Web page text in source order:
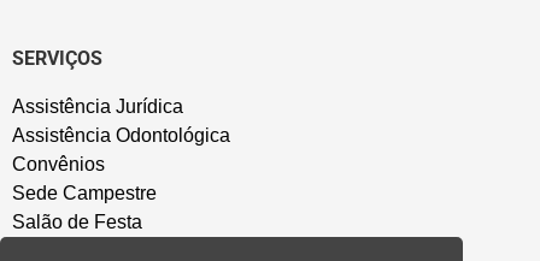
SERVIÇOS
Assistência Jurídica
Assistência Odontológica
Convênios
Sede Campestre
Salão de Festa